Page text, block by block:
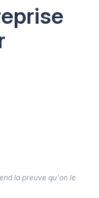
la preuve qu'on le